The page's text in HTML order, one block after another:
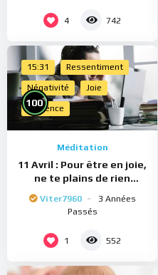
4 742
15:31 Ressentiment
Négativité Joie
Présence
100%
Méditation
11 Avril : Pour être en joie,
ne te plains de rien
Viter7960
3 Années
Passés
1 552